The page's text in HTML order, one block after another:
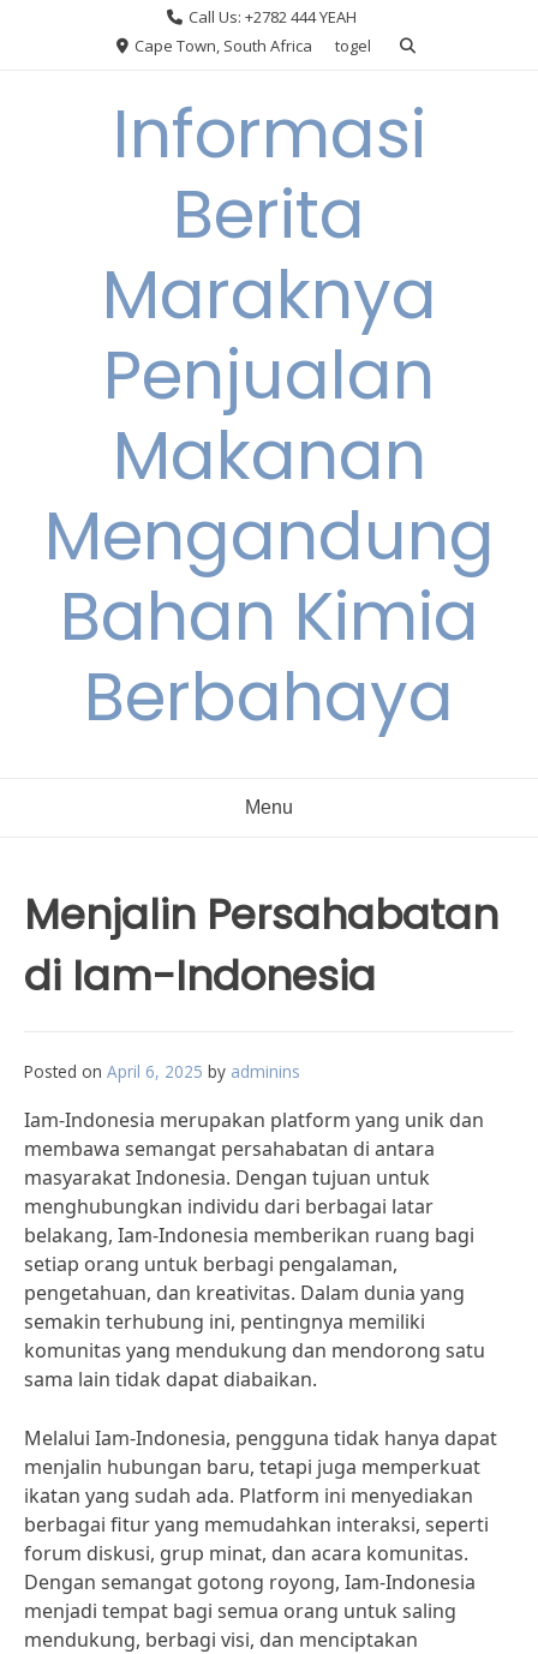
Call Us: +2782 444 YEAH
Cape Town, South Africa
togel
Informasi
Berita
Maraknya
Penjualan
Makanan
Mengandung
Bahan Kimia
Berbahaya
Menu
Menjalin Persahabatan
di Iam-Indonesia
Posted on April 6, 2025 by adminins
Iam-Indonesia merupakan platform yang unik dan
membawa semangat persahabatan di antara
masyarakat Indonesia. Dengan tujuan untuk
menghubungkan individu dari berbagai latar
belakang, Iam-Indonesia memberikan ruang bagi
setiap orang untuk berbagi pengalaman,
pengetahuan, dan kreativitas. Dalam dunia yang
semakin terhubung ini, pentingnya memiliki
komunitas yang mendukung dan mendorong satu
sama lain tidak dapat diabaikan.
Melalui Iam-Indonesia, pengguna tidak hanya dapat
menjalin hubungan baru, tetapi juga memperkuat
ikatan yang sudah ada. Platform ini menyediakan
berbagai fitur yang memudahkan interaksi, seperti
forum diskusi, grup minat, dan acara komunitas.
Dengan semangat gotong royong, Iam-Indonesia
menjadi tempat bagi semua orang untuk saling
mendukung, berbagi visi, dan menciptakan